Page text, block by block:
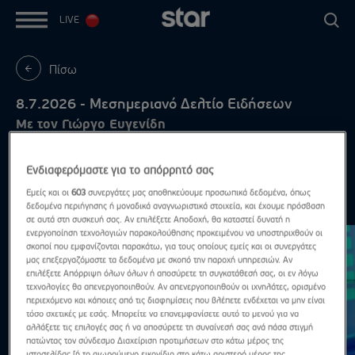
LIVE
Πίσω
8.7.2026 - Μεσημεριανό Δελτίο Ειδήσεων
Με τον Γιώργο Ευγενίδη
Ιούλιος 2026 Δες τα όλα
Ενδιαφερόμαστε για το απόρρητό σας
Εμείς και οι603 συνεργάτες μας αποθηκεύουμε προσωπικά δεδομένα, όπως
δεδομένα περιήγησης ή μοναδικά αναγνωριστικά στοιχεία, και έχουμε πρόσβαση
σε αυτά στη συσκευή σας. Αν επιλέξετε Αποδοχή, θα καταστεί δυνατή η
ενεργοποίηση τεχνολογιών παρακολούθησης προκειμένου να υποστηριχθούν οι
σκοποί που εμφανίζονται παρακάτω, για τους οποίους εμείς και οι συνεργάτες
μας επεξεργαζόμαστε τα δεδομένα με σκοπό την παροχή υπηρεσιών. Αν
επιλέξετε Απόρριψη όλων όλων ή αποσύρετε τη συγκατάθεσή σας, οι εν λόγω
τεχνολογίες θα απενεργοποιηθούν. Αν απενεργοποιηθούν οι ιχνηλάτες, ορισμένο
περιεχόμενο και κάποιες από τις διαφημίσεις που βλέπετε ενδέχεται να μην είναι
τόσο σχετικές με εσάς. Μπορείτε να επανεμφανίσετε αυτό το μενού για να
αλλάξετε τις επιλογές σας ή να αποσύρετε τη συναίνεσή σας ανά πάσα στιγμή
πατώντας τον σύνδεσμο Διαχείριση προτιμήσεων στο κάτω μέρος της